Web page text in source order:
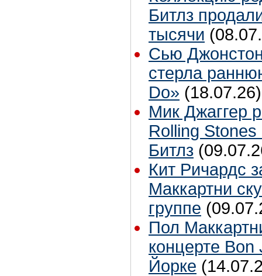
Битлз
тысячи
Сью
стерла
Do» (18.07.26)
Мик Джаггер
Rolling Stones
Битлз
Кит Ричардс
Маккартни
группе
Пол
концерте
Йорке